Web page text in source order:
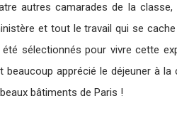
autres camarades de la
et tout le travail qui se cache
été sélectionnés pour vivre cette
beaucoup apprécié le déjeuner à la
bâtiments de Paris !